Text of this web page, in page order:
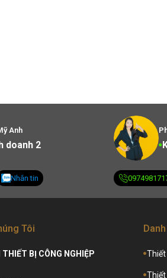
Anh
doanh 2
Nhắn tin
Tôi
BỊ CÔNG NGHIỆP
Thiết